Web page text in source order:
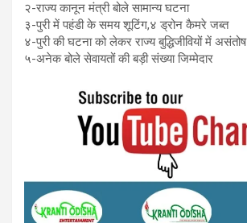
२-राज्य कानून मंत्री बोले सामान्य घटना
३-पुरी में पहंडी के समय शूटिंग,४ ड्रोन कैमरे जब्त
४-पुरी की घटना को लेकर राज्य बुद्धिजीवियों में असंतोष
५-अनेक बोले सेवायतों की बड़ी संख्या जिम्मेदार